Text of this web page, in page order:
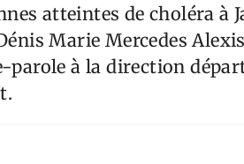
atteintes de choléra à
Marie Mercedes
à la direction